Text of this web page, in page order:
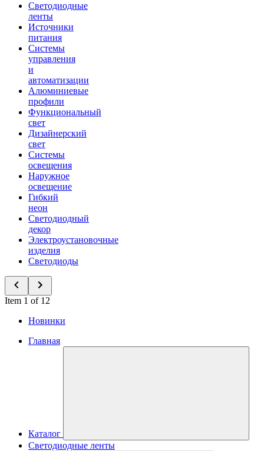
Светодиодные
ленты
Источники
питания
Системы
управления
и
автоматизации
Алюминиевые
профили
Функциональный
свет
Дизайнерский
свет
Системы
освещения
Наружное
освещение
Гибкий
неон
Светодиодный
декор
Электроустановочные
изделия
Светодиоды
Item 1 of 12
Новинки
Главная
Каталог
Светодиодные ленты